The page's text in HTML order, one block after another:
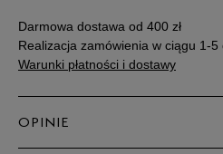
Darmowa dostawa od 400 zł
Realizacja zamówienia w ciągu 1-5
Warunki płatności i dostawy
OPINIE